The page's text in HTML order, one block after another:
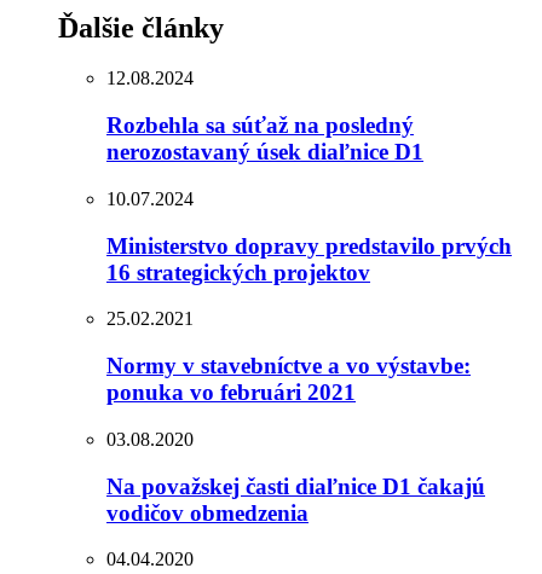
Ďalšie články
12.08.2024
Rozbehla sa súťaž na posledný
nerozostavaný úsek diaľnice D1
10.07.2024
Ministerstvo dopravy predstavilo prvých
16 strategických projektov
25.02.2021
Normy v stavebníctve a vo výstavbe:
ponuka vo februári 2021
03.08.2020
Na považskej časti diaľnice D1 čakajú
vodičov obmedzenia
04.04.2020